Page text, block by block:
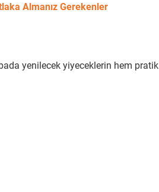
Almanız Gerekenler
yenilecek yiyeceklerin hem pratik